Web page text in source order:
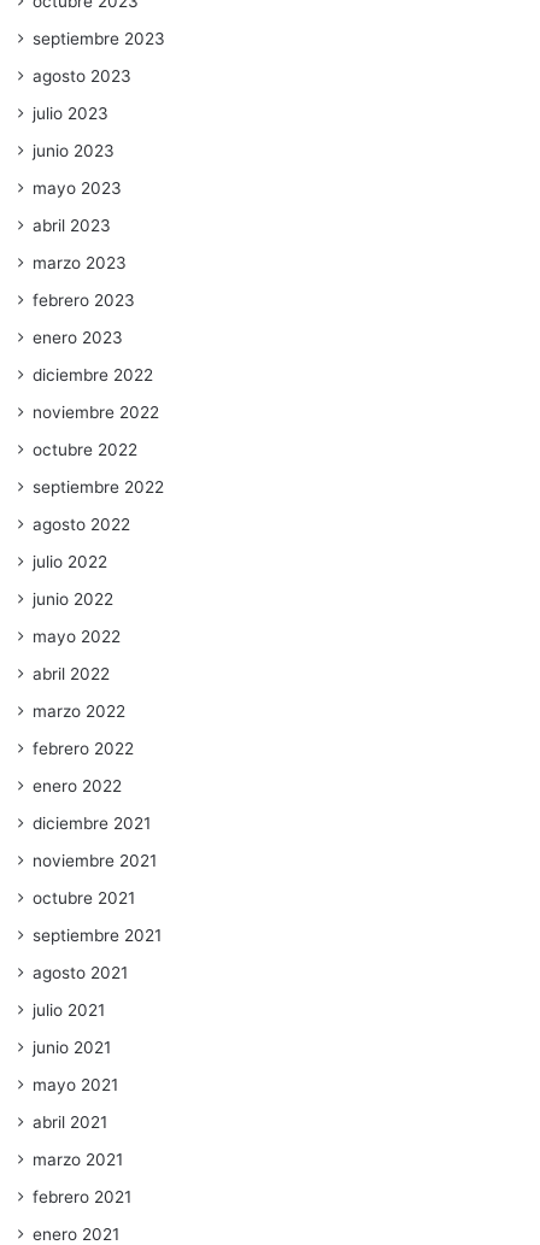
septiembre 2023
agosto 2023
julio 2023
junio 2023
mayo 2023
abril 2023
marzo 2023
febrero 2023
enero 2023
diciembre 2022
noviembre 2022
octubre 2022
septiembre 2022
agosto 2022
julio 2022
junio 2022
mayo 2022
abril 2022
marzo 2022
febrero 2022
enero 2022
diciembre 2021
noviembre 2021
octubre 2021
septiembre 2021
agosto 2021
julio 2021
junio 2021
mayo 2021
abril 2021
marzo 2021
febrero 2021
enero 2021